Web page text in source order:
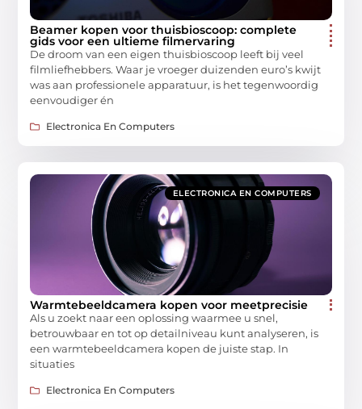
Beamer kopen voor thuisbioscoop: complete
gids voor een ultieme filmervaring
De droom van een eigen thuisbioscoop leeft bij veel
filmliefhebbers. Waar je vroeger duizenden euro’s kwijt
was aan professionele apparatuur, is het tegenwoordig
eenvoudiger én
Electronica En Computers
ELECTRONICA EN COMPUTERS
Warmtebeeldcamera kopen voor meetprecisie
Als u zoekt naar een oplossing waarmee u snel,
betrouwbaar en tot op detailniveau kunt analyseren, is
een warmtebeeldcamera kopen de juiste stap. In
situaties
Electronica En Computers